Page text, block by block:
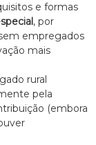
e formas
, por
empregados
mais
rural
pela
(embora